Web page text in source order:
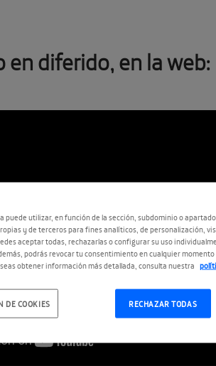
en diferido, en la web:
puede utilizar, en función de la sección, subdominio o
y de terceros para fines analíticos, de personalización,
aceptar todas, rechazarlas o configurar su uso
podrás revocar tu consentimiento en cualquier momento
obtener información más detallada, consulta nuestra
RECHAZAR TODAS
DE COOKIES